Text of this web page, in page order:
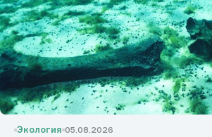
Экология 05.08.2026